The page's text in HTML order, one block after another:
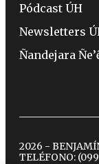
Pódcast ÚH
Newsletters
Ñandejara
2026 -
TELÉFONO: